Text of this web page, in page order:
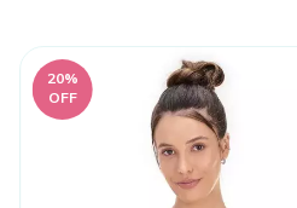
20%
OFF